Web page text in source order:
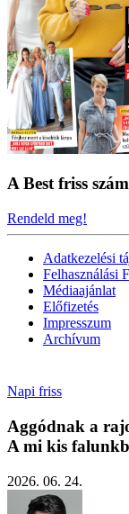
A Best friss
Rendeld meg!
Adatkezelési
Felhasználási
Médiaajánlat
Előfizetés
Impresszum
Archívum
Napi friss
Aggódnak a
A mi kis
2026. 06. 24.